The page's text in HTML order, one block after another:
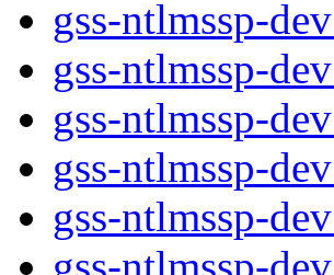
gss-ntlmssp-
gss-ntlmssp-
gss-ntlmssp-
gss-ntlmssp-
gss-ntlmssp-